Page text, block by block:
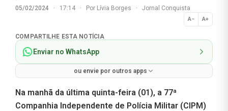
05/02/2024 · 17:14 · Por Lívia Borges · Jornal Conquista
A− A+
Normal
COMPARTILHE ESTA NOTÍCIA
Enviar no WhatsApp
ou envie por outros apps
Na manhã da última quinta-feira (01), a 77ª
Companhia Independente de Polícia Militar (CIPM)